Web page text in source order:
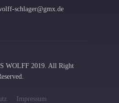
schlager@gmx.de
WOLFF 2019. All Right
Impressum